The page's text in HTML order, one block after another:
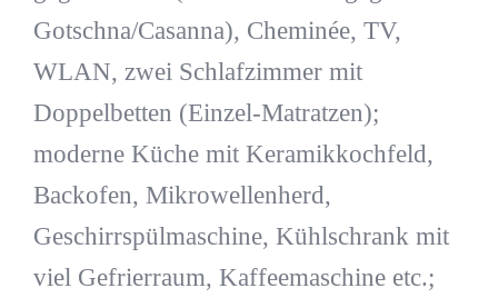
Gotschna/Casanna), Cheminée, TV,
WLAN, zwei Schlafzimmer mit
Doppelbetten (Einzel-Matratzen);
moderne Küche mit Keramikkochfeld,
Backofen, Mikrowellenherd,
Geschirrspülmaschine, Kühlschrank mit
viel Gefrierraum, Kaffeemaschine etc.;